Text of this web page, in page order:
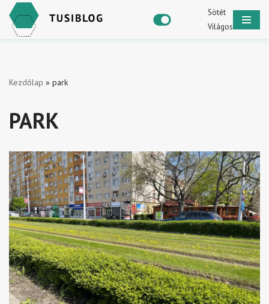
Skip
Sötét
Világos
Kezdőlap » park
PARK